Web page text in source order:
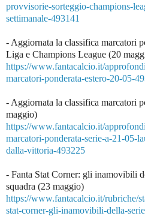
provvisorie-sorteggio-champions-
settimanale-493141
- Aggiornata la classifica marcatori
Liga e Champions League (20
https://www.fantacalcio.it/
marcatori-ponderata-estero-20-05-
- Aggiornata la classifica marcatori
maggio)
https://www.fantacalcio.it/
marcatori-ponderata-serie-a-21-05-
dalla-vittoria-493225
- Fanta Stat Corner: gli inamovibili
squadra (23 maggio)
https://www.fantacalcio.it/rubriche/
stat-corner-gli-inamovibili-della-